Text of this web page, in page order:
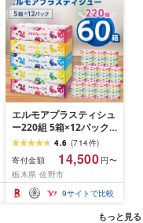
エルモアプラスティシュ
ー220組 5箱×12パック
(60箱)[離島・沖縄県不
可]_ ティッシュ ティッ
シュペーパー 日用品 消
耗品 まとめ買い 常備品
生活用品 ボックスティ
ッシュ [配送不可地域:離
4.6 (714件)
寄付金額
14,500 円〜
栃木県 佐野市
9サイトで比較
もっと見る